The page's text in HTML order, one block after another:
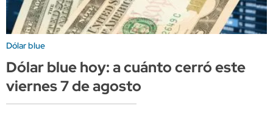
Dólar blue
Dólar blue hoy: a cuánto cerró este
viernes 7 de agosto